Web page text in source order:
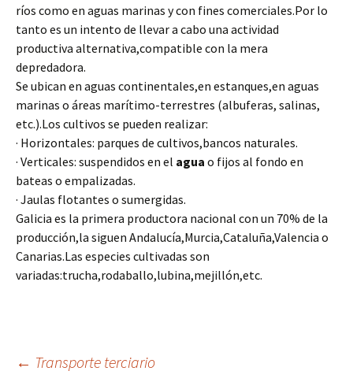
ríos como en aguas marinas y con fines comerciales.Por lo
tanto es un intento de llevar a cabo una actividad
productiva alternativa,compatible con la mera
depredadora.
Se ubican en aguas continentales,en estanques,en aguas
marinas o áreas marítimo-terrestres (albuferas, salinas,
etc.).Los cultivos se pueden realizar:
· Horizontales: parques de cultivos,bancos naturales.
· Verticales: suspendidos en el agua o fijos al fondo en
bateas o empalizadas.
· Jaulas flotantes o sumergidas.
Galicia es la primera productora nacional con un 70% de la
producción,la siguen Andalucía,Murcia,Cataluña,Valencia o
Canarias.Las especies cultivadas son
variadas:trucha,rodaballo,lubina,mejillón,etc.
← Transporte terciario